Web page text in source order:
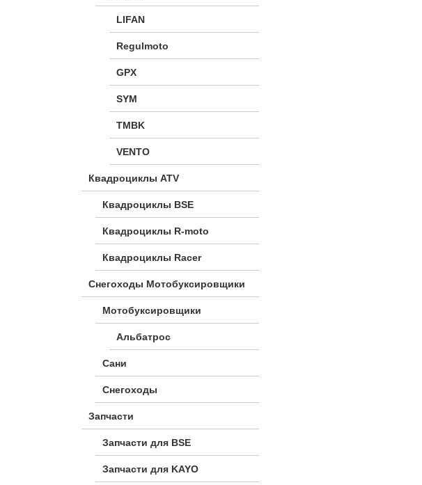
LIFAN
Regulmoto
GPX
SYM
TMBK
VENTO
Квадроциклы ATV
Квадроциклы BSE
Квадроциклы R-moto
Квадроциклы Racer
Снегоходы Мотобуксировщики
Мотобуксировщики
Альбатрос
Сани
Снегоходы
Запчасти
Запчасти для BSE
Запчасти для KAYO